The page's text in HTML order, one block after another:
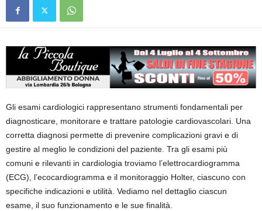
Gli esami cardiologici rappresentano strumenti fondamentali per
diagnosticare, monitorare e trattare patologie cardiovascolari. Una
corretta diagnosi permette di prevenire complicazioni gravi e di
gestire al meglio le condizioni del paziente. Tra gli esami più
comuni e rilevanti in cardiologia troviamo l’elettrocardiogramma
(ECG), l’ecocardiogramma e il monitoraggio Holter, ciascuno con
specifiche indicazioni e utilità. Vediamo nel dettaglio ciascun
esame, il suo funzionamento e le sue finalità.